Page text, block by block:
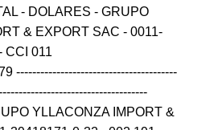
- DOLARES - GRUPO
& EXPORT SAC - 0011-
CCI 011
----------------------------------------
YLLACONZA IMPORT &